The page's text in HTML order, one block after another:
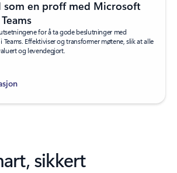
som en proff med Microsoft
for å ta gode beslutninger med
Teams. Effektiviser og transformer møtene, slik at alle
og levendegjort.
sikkert